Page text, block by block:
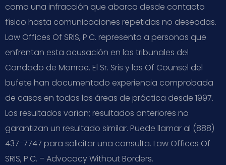
como una infracción que abarca desde contacto
físico hasta comunicaciones repetidas no deseadas.
Law Offices Of SRIS, P.C. representa a personas que
enfrentan esta acusación en los tribunales del
Condado de Monroe. El Sr. Sris y los Of Counsel del
bufete han documentado experiencia comprobada
de casos en todas las áreas de práctica desde 1997.
Los resultados varían; resultados anteriores no
garantizan un resultado similar. Puede llamar al (888)
437-7747 para solicitar una consulta. Law Offices Of
SRIS, P.C. – Advocacy Without Borders.